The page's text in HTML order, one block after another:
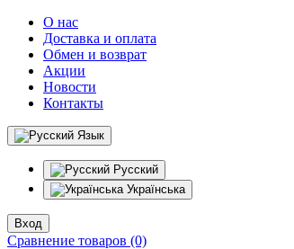
О нас
Доставка и оплата
Обмен и возврат
Акции
Новости
Контакты
Язык
Русский
Українська
Вход
Сравнение товаров (0)